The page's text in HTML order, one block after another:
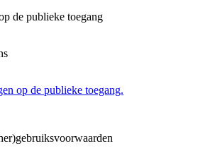
de publieke toegang
op de publieke toegang.